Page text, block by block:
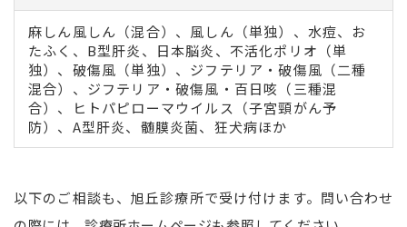
麻しん風しん（混合）、風しん（単独）、水痘、お
たふく、B型肝炎、日本脳炎、不活化ポリオ（単
独）、破傷風（単独）、ジフテリア・破傷風（二種
混合）、ジフテリア・破傷風・百日咳（三種混
合）、ヒトパピローマウイルス（子宮頸がん予
防）、A型肝炎、髄膜炎菌、狂犬病ほか
以下のご相談も、旭丘診療所で受け付けます。問い合わせ